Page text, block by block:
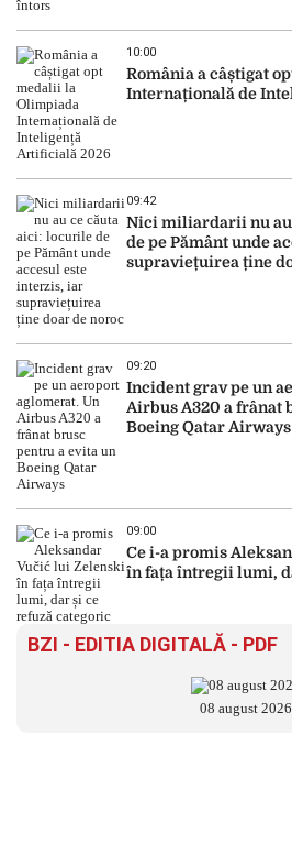
10:00
România a câștigat
Internațională de
09:42
Nici miliardarii nu
de pe Pământ unde
supraviețuirea ține
09:20
Incident grav pe un
Airbus A320 a frânat
Boeing Qatar Airways
09:00
Ce i-a promis
în fața întregii lumi,
BZI - EDITIA DIGITALĂ - PDF
08 august 2026